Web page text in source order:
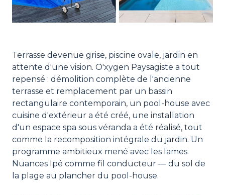
Terrasse devenue grise, piscine ovale, jardin en
attente d'une vision. O'xygen Paysagiste a tout
repensé : démolition complète de l'ancienne
terrasse et remplacement par un bassin
rectangulaire contemporain, un pool-house avec
cuisine d'extérieur a été créé, une installation
d'un espace spa sous véranda a été réalisé, tout
comme la recomposition intégrale du jardin. Un
programme ambitieux mené avec les lames
Nuances Ipé comme fil conducteur — du sol de
la plage au plancher du pool-house.